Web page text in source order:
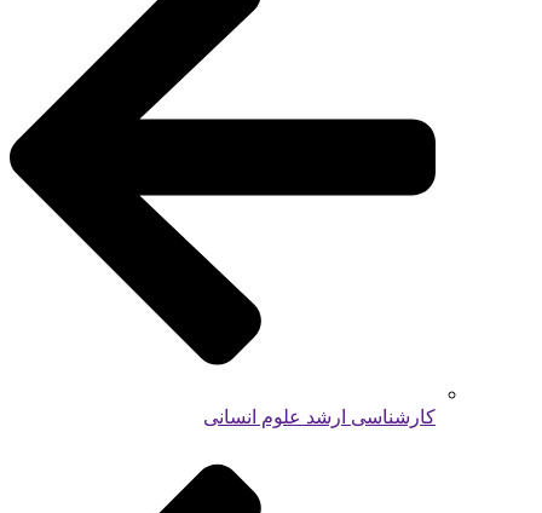
کارشناسی ارشد علوم انسانی